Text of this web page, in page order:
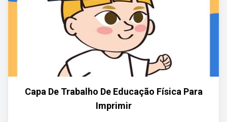
Capa De Trabalho De Educação Física Para
Imprimir